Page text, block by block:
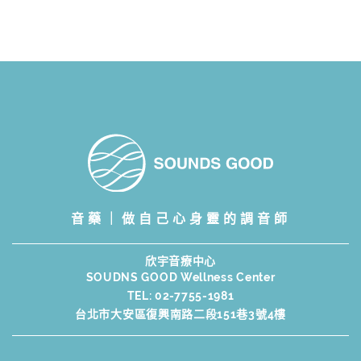
音藥｜做自己心身靈的調音師
欣宇音療中心
SOUDNS GOOD Wellness Center
TEL:02-7755-1981
台北市大安區復興南路二段151巷3號4樓